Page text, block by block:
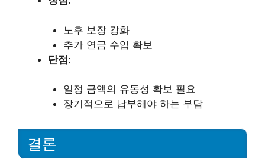
노후 보장 강화
추가 연금 수입 확보
단점:
일정 금액의 유동성 확보 필요
장기적으로 납부해야 하는 부담
결론